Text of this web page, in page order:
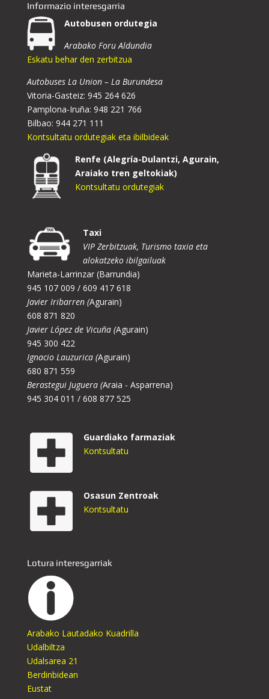
Informazio interesgarria
Autobusen ordutegia
Arabako Foru Aldundia
Eskatu behar den zerbitzua
Autobuses La Union – La Burundesa
Vitoria-Gasteiz: 945 264 626
Pamplona-Iruña: 948 221 766
Bilbao: 944 271 111
Kontsultatu ordutegiak eta ibilbideak
Renfe (Alegría-Dulantzi, Agurain,
Araiako tren geltokiak)
Kontsultatu ordutegiak
Taxi
VIP Zerbitzuak, Turismo taxia eta
alokatzeko ibilgailuak
Marieta-Larrinzar (Barrundia)
945 107 009 / 609 417 618
Javier Iribarren (Agurain)
608 871 820
Javier López de Vicuña (Agurain)
945 300 422
Ignacio Lauzurica (Agurain)
680 871 559
Berastegui Juguera (Araia - Asparrena)
945 304 011 / 608 877 525
Guardiako farmaziak
Kontsultatu
Osasun Zentroak
Kontsultatu
Lotura interesgarriak
Arabako Lautadako Kuadrilla
Udalbiltza
Udalsarea 21
Berdinbidean
Eustat